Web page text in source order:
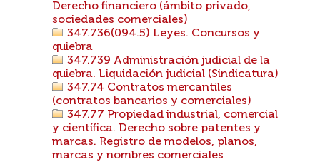
Derecho financiero (ámbito privado,
sociedades comerciales)
347.736(094.5) Leyes. Concursos y
quiebra
347.739 Administración judicial de la
quiebra. Liquidación judicial (Sindicatura)
347.74 Contratos mercantiles
(contratos bancarios y comerciales)
347.77 Propiedad industrial, comercial
y científica. Derecho sobre patentes y
marcas. Registro de modelos, planos,
marcas y nombres comerciales